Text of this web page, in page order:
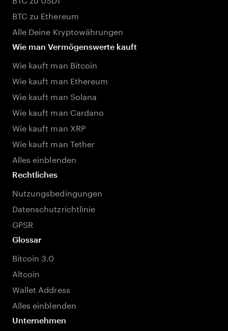
BTC zu Ethereum
Alle Deine Kryptowährungen
Wie man Vermögenswerte kauft
Wie kauft man Bitcoin
Wie kauft man Ethereum
Wie kauft man Solana
Wie kauft man Cardano
Wie kauft man XRP
Wie kauft man Tether
Alles einblenden
Rechtliches
Nutzungsbedingungen
Datenschutzrichtlinie
GPSR
Glossar
Bitcoin 3.0
Altcoin
Wallet Address
Alles einblenden
Unternehmen